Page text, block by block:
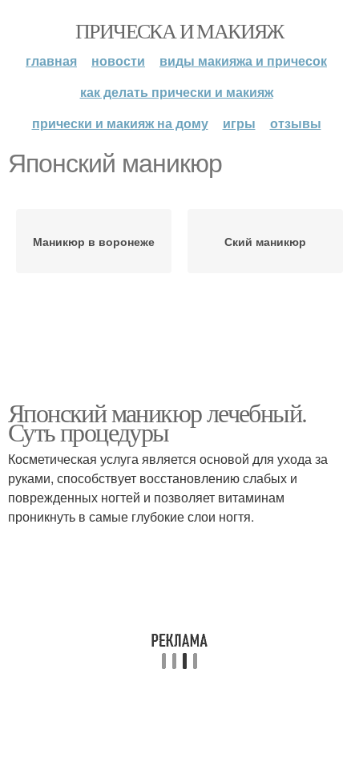
ПРИЧЕСКА И МАКИЯЖ
главная новости
виды макияжа и причесок
как делать прически и макияж
прически и макияж на дому
игры отзывы
Японский маникюр
Маникюр в воронеже Ский маникюр
Японский маникюр лечебный.
Суть процедуры
Косметическая услуга является основой для ухода за
руками, способствует восстановлению слабых и
поврежденных ногтей и позволяет витаминам
проникнуть в самые глубокие слои ногтя.